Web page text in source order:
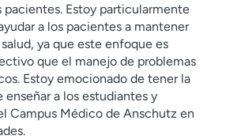
pacientes. Estoy particularmente
a los pacientes a mantener
ya que este enfoque es
que el manejo de problemas
Estoy emocionado de tener la
enseñar a los estudiantes y
Campus Médico de Anschutz en